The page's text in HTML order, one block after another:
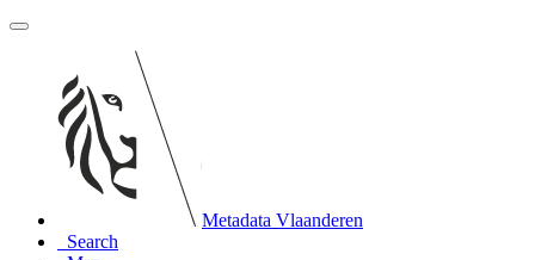
Metadata Vlaanderen
Search